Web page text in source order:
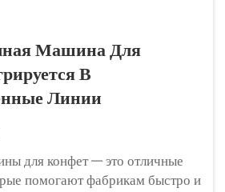
Машина Для
В
Линии
для конфет — это отличные
помогают фабрикам быстро и